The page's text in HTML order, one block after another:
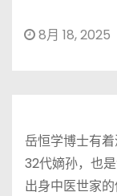
8月 18, 2025
岳恒学博士有
32代嫡孙，也
出身中医世家